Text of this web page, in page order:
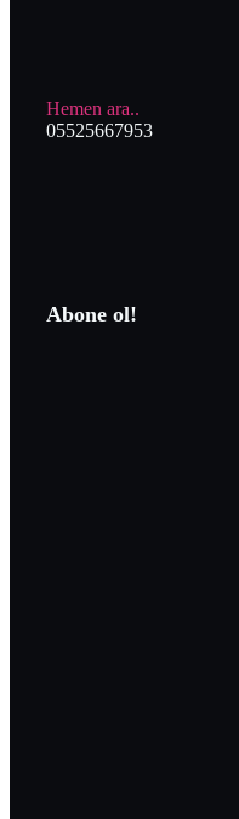
Hemen ara..
05525667953
Abone ol!